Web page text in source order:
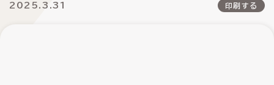
2025.3.31 印刷する